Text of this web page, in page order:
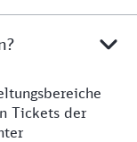
Tickets der